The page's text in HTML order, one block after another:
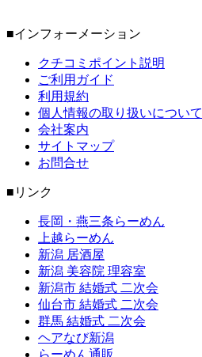
■インフォーメーション
クチコミポイント説明
ご利用ガイド
利用規約
個人情報の取り扱いについて
会社案内
サイトマップ
お問合せ
■リンク
長岡・燕三条らーめん
上越らーめん
新潟 居酒屋
新潟 美容院 理容室
新潟市 結婚式 二次会
仙台市 結婚式 二次会
群馬 結婚式 二次会
ヘアなび新潟